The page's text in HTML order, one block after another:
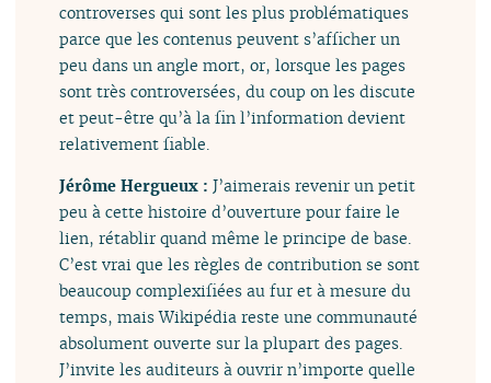
controverses qui sont les plus problématiques
parce que les contenus peuvent s’afficher un
peu dans un angle mort, or, lorsque les pages
sont très controversées, du coup on les discute
et peut-être qu’à la fin l’information devient
relativement fiable.
Jérôme Hergueux :J’aimerais revenir un petit
peu à cette histoire d’ouverture pour faire le
lien, rétablir quand même le principe de base.
C’est vrai que les règles de contribution se sont
beaucoup complexifiées au fur et à mesure du
temps, mais Wikipédia reste une communauté
absolument ouverte sur la plupart des pages.
J’invite les auditeurs à ouvrir n’importe quelle